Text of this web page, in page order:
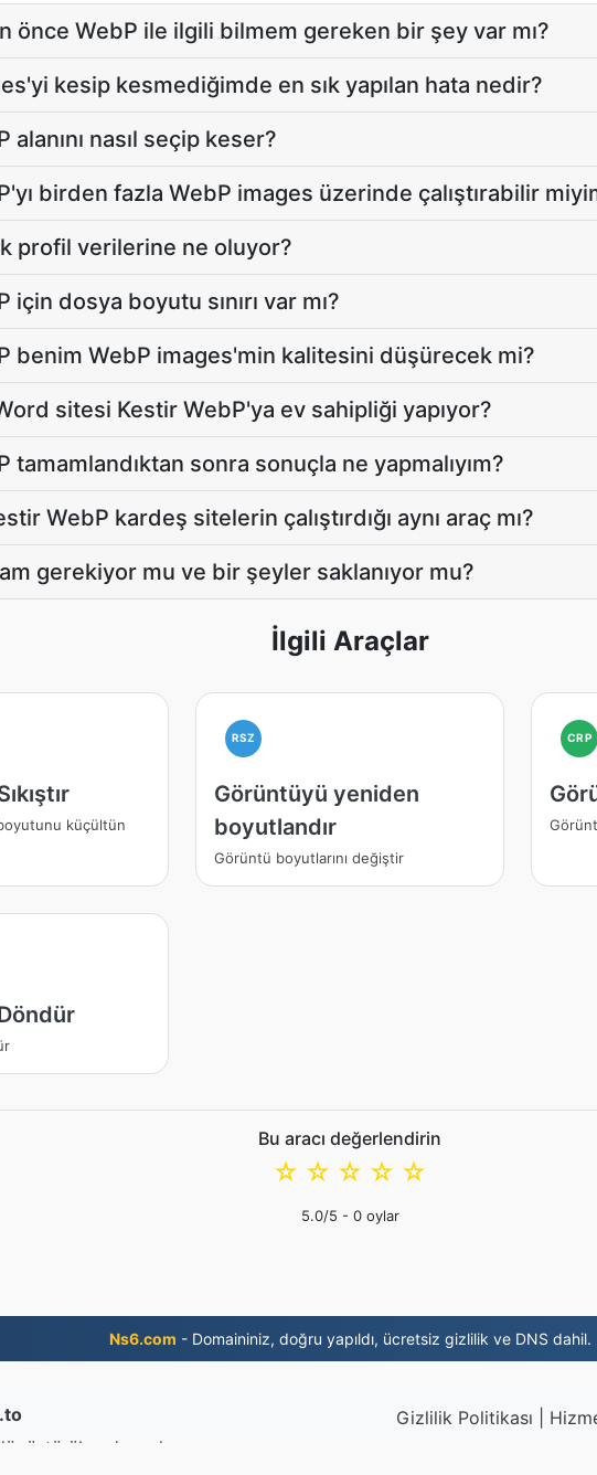
önce WebP ile ilgili bilmem gereken bir şey var mı?
kesip kesmediğimde en sık yapılan hata nedir?
alanını nasıl seçip keser?
birden fazla WebP images üzerinde çalıştırabilir
profil verilerine ne oluyor?
için dosya boyutu sınırı var mı?
benim WebP images'min kalitesini düşürecek mi?
sitesi Kestir WebP'ya ev sahipliği yapıyor?
tamamlandıktan sonra sonuçla ne yapmalıyım?
WebP kardeş sitelerin çalıştırdığı aynı araç mı?
gerekiyor mu ve bir şeyler saklanıyor mu?
İlgili Araçlar
küçültün
RSZ
Görüntüyü yeniden
boyutlandır
Görüntü boyutlarını değiştir
CRP
Bu aracı değerlendirin
☆
☆
☆
☆
☆
5.0/5 - 0oylar
Ns6.com - Domaininiz, doğru yapıldı, ücretsiz gizlilik ve DNS dahil.
dosyalar
Gizlilik Politikası